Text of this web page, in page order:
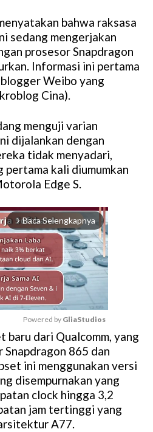
bahwa raksasa
sedang mengerjakan
prosesor Snapdragon
Informasi ini pertama
Weibo yang
Cina).
menguji varian
dijalankan dengan
tidak menyadari,
pertama kali diumumkan
Edge S.
arrow_forward_ios Baca Selengkapnya
M
u
t
e
Powered by GliaStudios
baru dari Qualcomm, yang
865 dan
ini menggunakan versi
disempurnakan yang
clock hingga 3,2
jam tertinggi yang
A77.